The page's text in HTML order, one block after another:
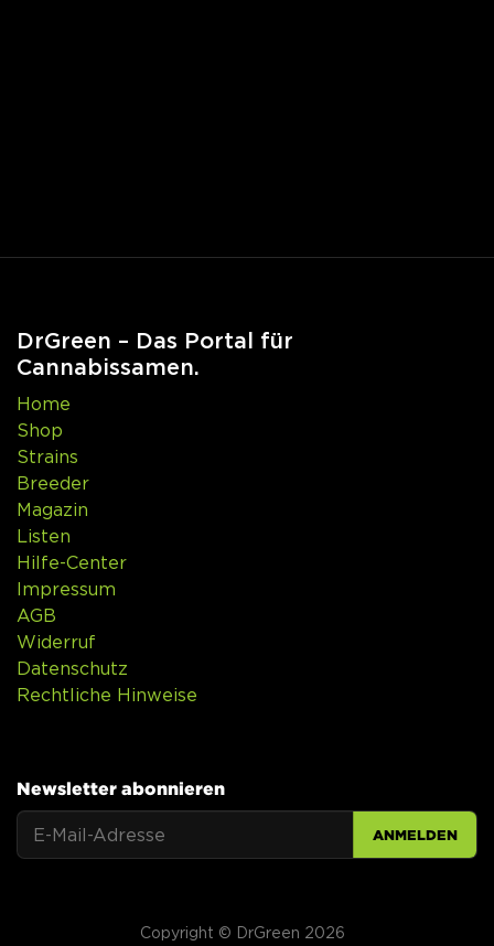
DrGreen – Das Portal für
Cannabissamen.
Home
Shop
Strains
Breeder
Magazin
Listen
Hilfe-Center
Impressum
AGB
Widerruf
Datenschutz
Rechtliche Hinweise
Newsletter abonnieren
ANMELDEN
Copyright © DrGreen 2026